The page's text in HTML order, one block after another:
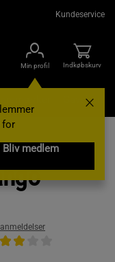
Kundeservice
Min profil
for
Bliv medlem
Indkøbskurv
Gavekort